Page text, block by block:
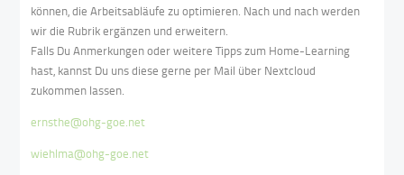
können, die Arbeitsabläufe zu optimieren. Nach und nach werden
wir die Rubrik ergänzen und erweitern.
Falls Du Anmerkungen oder weitere Tipps zum Home-Learning
hast, kannst Du uns diese gerne per Mail über Nextcloud
zukommen lassen.
ernsthe@ohg-goe.net
wiehlma@ohg-goe.net